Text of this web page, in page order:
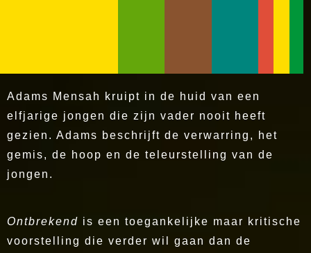
Adams Mensah kruipt in de huid van een
elfjarige jongen die zijn vader nooit heeft
gezien. Adams beschrijft de verwarring, het
gemis, de hoop en de teleurstelling van de
jongen.
Ontbrekend is een toegankelijke maar kritische
voorstelling die verder wil gaan dan de